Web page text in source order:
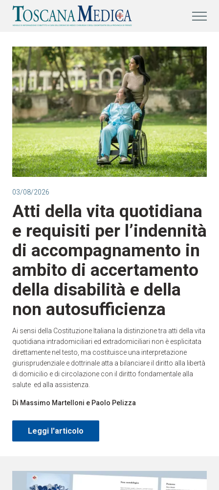
03/08/2026
Atti della vita quotidiana
e requisiti per l’indennità
di accompagnamento in
ambito di accertamento
della disabilità e della
non autosufficienza
Ai sensi della Costituzione Italiana la distinzione tra atti della vita
quotidiana intradomiciliari ed extradomiciliari non è esplicitata
direttamente nel testo, ma costituisce una interpretazione
giurisprudenziale e dottrinale atta a bilanciare il diritto alla libertà
di domicilio e di circolazione con il diritto fondamentale alla
salute ed alla assistenza.
Di Massimo Martelloni e Paolo Pelizza
Leggi l'articolo